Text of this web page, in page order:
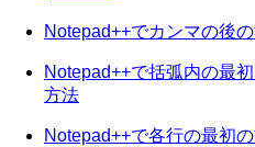
Notepad++でカンマの後
Notepad++で括弧内の最
方法
Notepad++で各行の最初